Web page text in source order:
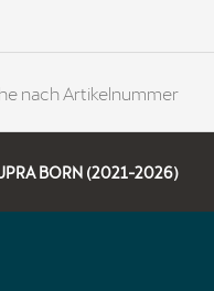
nach Artikelnummer
BORN (2021-2026)